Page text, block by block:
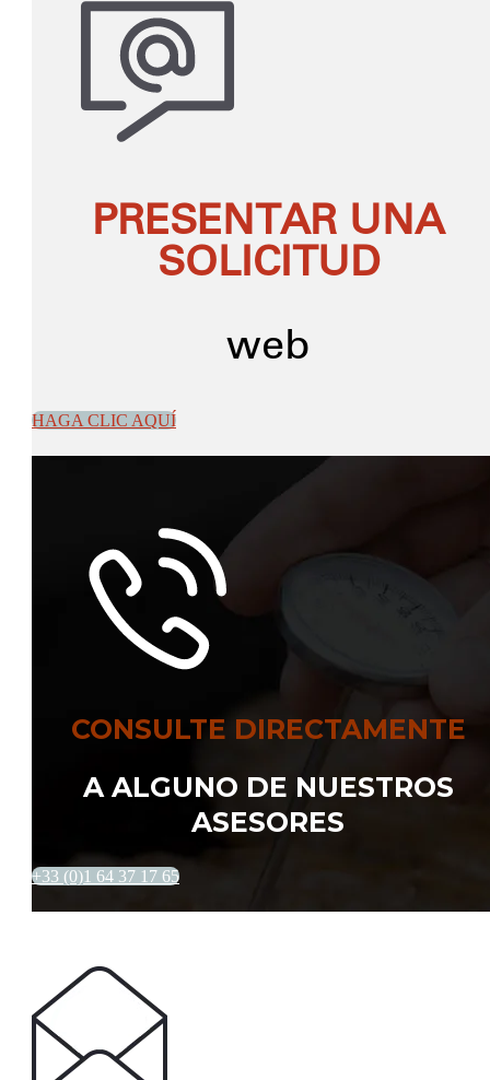
PRESENTAR UNA
SOLICITUD
web
HAGA CLIC AQUÍ
CONSULTE DIRECTAMENTE
A ALGUNO DE NUESTROS
ASESORES
+33 (0)1 64 37 17 65